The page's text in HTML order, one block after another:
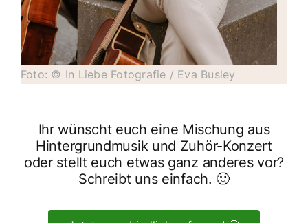
Foto: © In Liebe Fotografie / Eva Busley
Ihr wünscht euch eine Mischung aus
Hintergrundmusik und Zuhör-Konzert
oder stellt euch etwas ganz anderes vor?
Schreibt uns einfach. 🙂